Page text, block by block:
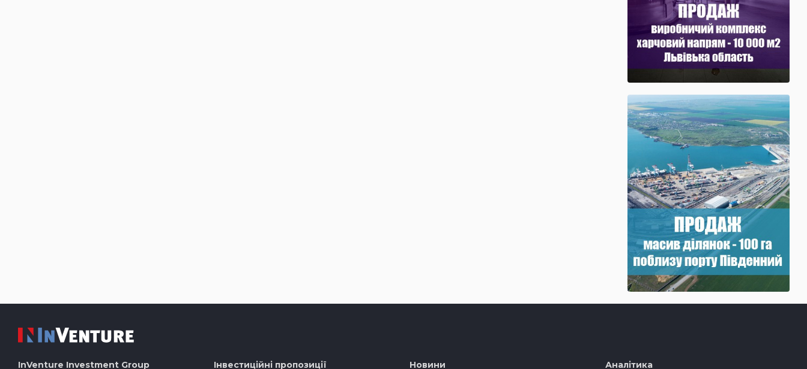
InVenture Investment Group Інвестиційні пропозиції Новини Аналітика